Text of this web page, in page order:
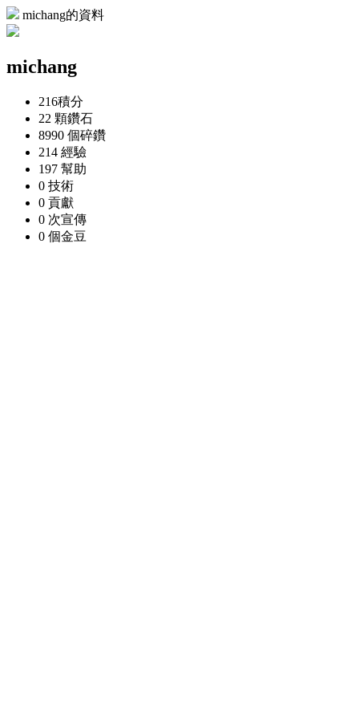
michang的資料
michang
216積分
22 顆鑽石
8990 個碎鑽
214 經驗
197 幫助
0 技術
0 貢獻
0 次宣傳
0 個金豆